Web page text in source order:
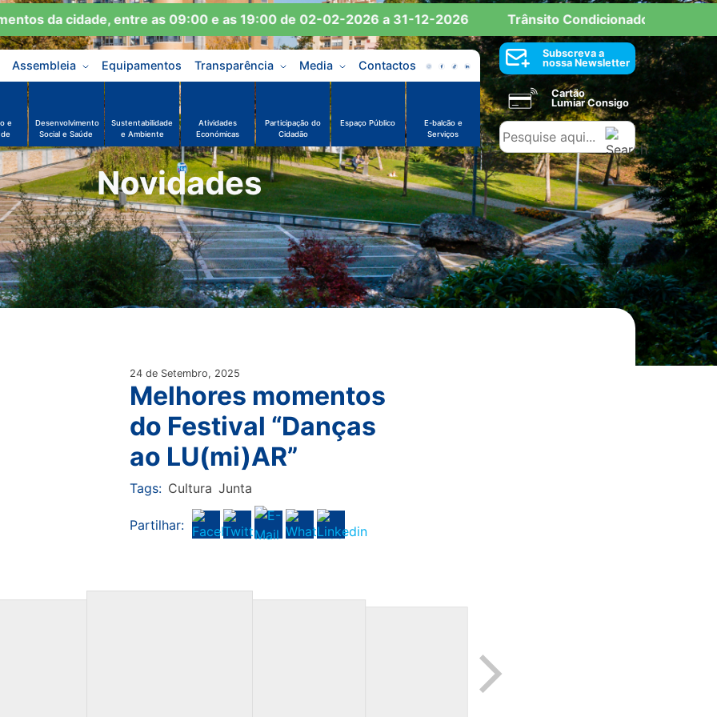
da cidade, entre as 09:00 e as 19:00 de 02-02-2026 a 31-12-2026 Trânsito Condicionado: Reserva de
Assembleia Equipamentos Transparência Media Contactos
e
Desenvolvimento
Social e Saúde
Sustentabilidade
e Ambiente
Atividades
Económicas
Participação do
Cidadão
Espaço Público
E-balcão e
Serviços
Subscreva a
nossa Newsletter
Cartão
Lumiar Consigo
Novidades
24 de Setembro, 2025
Melhores momentos
do Festival “Danças
ao LU(mi)AR”
Tags: Cultura Junta
Partilhar: